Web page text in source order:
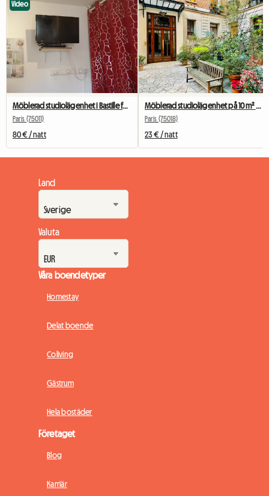
Video
Möblerad studiolägenhet i Bastille för studenter, praktikanter eller affärsresenärer.
Paris (75011)
80 € / natt
Paris (75018)
23 € / natt
Land
Valuta
Våra boendetyper
Homestay
Delat boende
Coliving
Gästrum
Hela bostäder
Företaget
Blog
Karriär